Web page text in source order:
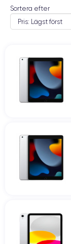
Sortera efter